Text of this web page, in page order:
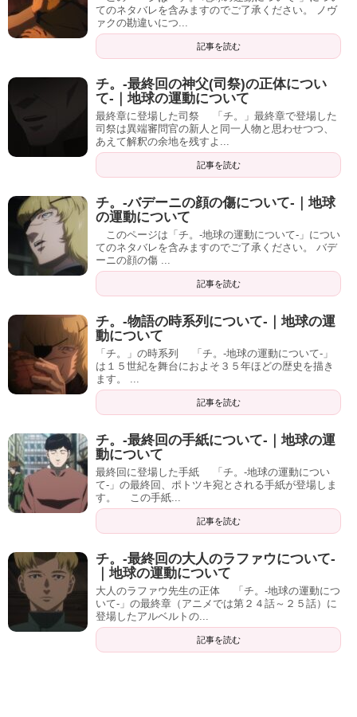
てのネタバレを含みますのでご了承ください。 ノヴ
ァクの勘違いにつ...
記事を読む
チ。-最終回の神父(司祭)の正体につい
て-｜地球の運動について
最終章に登場した司祭 「チ。」最終章で登場した
司祭は異端審問官の新人と同一人物と思わせつつ、
あえて解釈の余地を残すよ...
記事を読む
チ。-バデーニの顔の傷について-｜地球
の運動について
このページは「チ。-地球の運動について-」につい
てのネタバレを含みますのでご了承ください。 バデ
ーニの顔の傷 ...
記事を読む
チ。-物語の時系列について-｜地球の運
動について
「チ。」の時系列 「チ。-地球の運動について-」
は１５世紀を舞台におよそ３５年ほどの歴史を描き
ます。 ...
記事を読む
チ。-最終回の手紙について-｜地球の運
動について
最終回に登場した手紙 「チ。-地球の運動につい
て-」の最終回、ポトツキ宛とされる手紙が登場しま
す。 この手紙...
記事を読む
チ。-最終回の大人のラファウについて-
｜地球の運動について
大人のラファウ先生の正体 「チ。-地球の運動につ
いて-」の最終章（アニメでは第２４話～２５話）に
登場したアルベルトの...
記事を読む